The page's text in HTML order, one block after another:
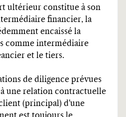
ultérieur constitue à son
financier, la
encaissé la
comme intermédiaire
et le tiers.
de diligence prévues
une relation contractuelle
(principal) d'une